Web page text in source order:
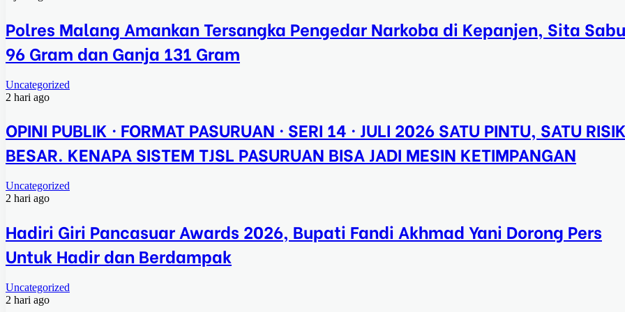
Polres Malang Amankan Tersangka Pengedar Narkoba di Kepanjen, Sita Sabu
96 Gram dan Ganja 131 Gram
Uncategorized
2 hari ago
OPINI PUBLIK · FORMAT PASURUAN · SERI 14 · JULI 2026 SATU PINTU, SATU
BESAR. KENAPA SISTEM TJSL PASURUAN BISA JADI MESIN KETIMPANGAN
Uncategorized
2 hari ago
Hadiri Giri Pancasuar Awards 2026, Bupati Fandi Akhmad Yani Dorong Pers
Untuk Hadir dan Berdampak
Uncategorized
2 hari ago